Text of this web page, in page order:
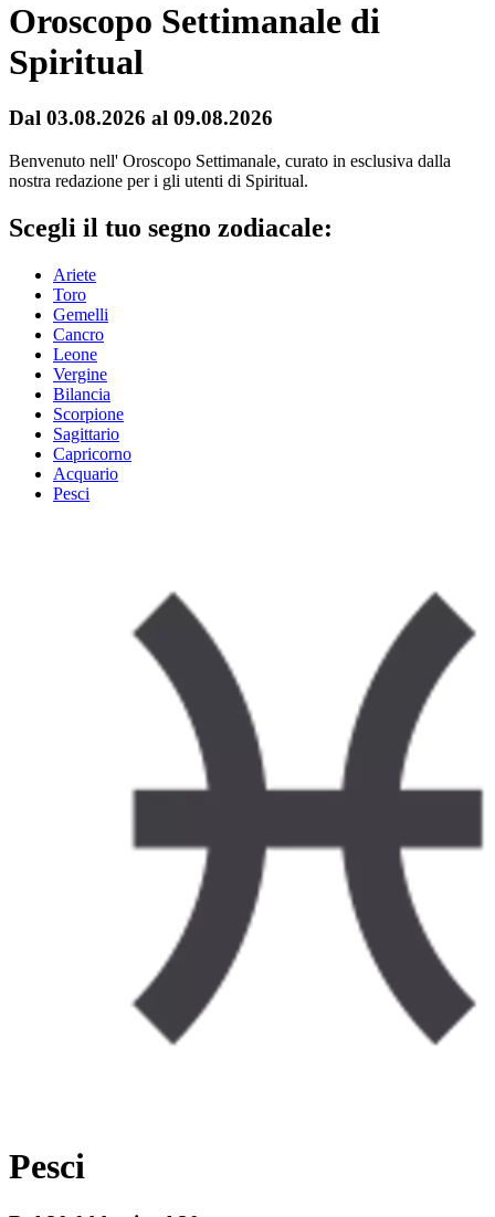
Oroscopo Settimanale di
Spiritual
Dal 03.08.2026 al 09.08.2026
Benvenuto nell' Oroscopo Settimanale, curato in esclusiva dalla
nostra redazione per i gli utenti di Spiritual.
Scegli il tuo segno zodiacale:
Ariete
Toro
Gemelli
Cancro
Leone
Vergine
Bilancia
Scorpione
Sagittario
Capricorno
Acquario
Pesci
Pesci